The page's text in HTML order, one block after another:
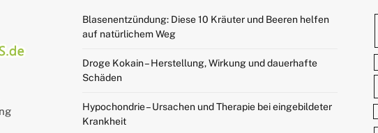
Blasenentzündung: Diese 10 Kräuter und Beeren helfen
auf natürlichem Weg
Droge Kokain – Herstellung, Wirkung und dauerhafte
Schäden
Hypochondrie – Ursachen und Therapie bei eingebildeter
Krankheit